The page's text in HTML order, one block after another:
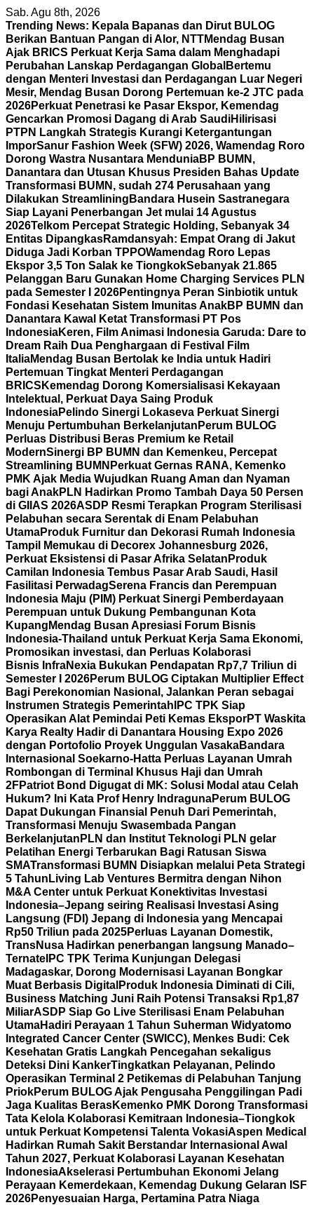
Skip
to
content
Sab. Agu 8th, 2026
Trending News: Kepala Bapanas dan Dirut BULOG
Berikan Bantuan Pangan di Alor, NTTMendag Busan
Ajak BRICS Perkuat Kerja Sama dalam Menghadapi
Perubahan Lanskap Perdagangan Global Bertemu
dengan Menteri Investasi dan Perdagangan Luar Negeri
Mesir, Mendag Busan Dorong Pertemuan ke-2 JTC pada
2026Perkuat Penetrasi ke Pasar Ekspor, Kemendag
Gencarkan Promosi Dagang di Arab SaudiHilirisasi
PTPN Langkah Strategis Kurangi Ketergantungan
ImporSanur Fashion Week (SFW) 2026, Wamendag Roro
Dorong Wastra Nusantara MenduniaBP BUMN,
Danantara dan Utusan Khusus Presiden Bahas Update
Transformasi BUMN, sudah 274 Perusahaan yang
Dilakukan Streamlining Bandara Husein Sastranegara
Siap Layani Penerbangan Jet mulai 14 Agustus
2026Telkom Percepat Strategic Holding, Sebanyak 34
Entitas DipangkasRamdansyah: Empat Orang di Jakut
Diduga Jadi Korban TPPOWamendag Roro Lepas
Ekspor 3,5 Ton Salak ke TiongkokSebanyak 21.865
Pelanggan Baru Gunakan Home Charging Services PLN
pada Semester I 2026Pentingnya Peran Sinbiotik untuk
Fondasi Kesehatan Sistem Imunitas AnakBP BUMN dan
Danantara Kawal Ketat Transformasi PT Pos
IndonesiaKeren, Film Animasi Indonesia Garuda: Dare to
Dream Raih Dua Penghargaan di Festival Film
ItaliaMendag Busan Bertolak ke India untuk Hadiri
Pertemuan Tingkat Menteri Perdagangan
BRICS Kemendag Dorong Komersialisasi Kekayaan
Intelektual, Perkuat Daya Saing Produk
IndonesiaPelindo Sinergi Lokaseva Perkuat Sinergi
Menuju Pertumbuhan Berkelanjutan Perum BULOG
Perluas Distribusi Beras Premium ke Retail
ModernSinergi BP BUMN dan Kemenkeu, Percepat
Streamlining BUMN Perkuat Gernas RANA, Kemenko
PMK Ajak Media Wujudkan Ruang Aman dan Nyaman
bagi AnakPLN Hadirkan Promo Tambah Daya 50 Persen
di GIIAS 2026ASDP Resmi Terapkan Program Sterilisasi
Pelabuhan secara Serentak di Enam Pelabuhan
UtamaProduk Furnitur dan Dekorasi Rumah Indonesia
Tampil Memukau di Decorex Johannesburg 2026,
Perkuat Eksistensi di Pasar Afrika Selatan Produk
Camilan Indonesia Tembus Pasar Arab Saudi, Hasil
Fasilitasi PerwadagSerena Francis dan Perempuan
Indonesia Maju (PIM) Perkuat Sinergi Pemberdayaan
Perempuan untuk Dukung Pembangunan Kota
Kupang Mendag Busan Apresiasi Forum Bisnis
Indonesia-Thailand untuk Perkuat Kerja Sama Ekonomi,
Promosikan investasi, dan Perluas Kolaborasi
Bisnis InfraNexia Bukukan Pendapatan Rp7,7 Triliun di
Semester I 2026Perum BULOG Ciptakan Multiplier Effect
Bagi Perekonomian Nasional, Jalankan Peran sebagai
Instrumen Strategis Pemerintah IPC TPK Siap
Operasikan Alat Pemindai Peti Kemas EksporPT Waskita
Karya Realty Hadir di Danantara Housing Expo 2026
dengan Portofolio Proyek Unggulan VasakaBandara
Internasional Soekarno-Hatta Perluas Layanan Umrah
Rombongan di Terminal Khusus Haji dan Umrah
2FPatriot Bond Digugat di MK: Solusi Modal atau Celah
Hukum? Ini Kata Prof Henry IndragunaPerum BULOG
Dapat Dukungan Finansial Penuh Dari Pemerintah,
Transformasi Menuju Swasembada Pangan
Berkelanjutan PLN dan Institut Teknologi PLN gelar
Pelatihan Energi Terbarukan Bagi Ratusan Siswa
SMATransformasi BUMN Disiapkan melalui Peta Strategi
5 Tahun Living Lab Ventures Bermitra dengan Nihon
M&A Center untuk Perkuat Konektivitas Investasi
Indonesia–Jepang seiring Realisasi Investasi Asing
Langsung (FDI) Jepang di Indonesia yang Mencapai
Rp50 Triliun pada 2025Perluas Layanan Domestik,
TransNusa Hadirkan penerbangan langsung Manado–
Ternate IPC TPK Terima Kunjungan Delegasi
Madagaskar, Dorong Modernisasi Layanan Bongkar
Muat Berbasis Digital Produk Indonesia Diminati di Cili,
Business Matching Juni Raih Potensi Transaksi Rp1,87
MiliarASDP Siap Go Live Sterilisasi Enam Pelabuhan
UtamaHadiri Perayaan 1 Tahun Suherman Widyatomo
Integrated Cancer Center (SWICC), Menkes Budi: Cek
Kesehatan Gratis Langkah Pencegahan sekaligus
Deteksi Dini KankerTingkatkan Pelayanan, Pelindo
Operasikan Terminal 2 Petikemas di Pelabuhan Tanjung
PriokPerum BULOG Ajak Pengusaha Penggilingan Padi
Jaga Kualitas BerasKemenko PMK Dorong Transformasi
Tata Kelola Kolaborasi Kemitraan Indonesia–Tiongkok
untuk Perkuat Kompetensi Talenta VokasiAspen Medical
Hadirkan Rumah Sakit Berstandar Internasional Awal
Tahun 2027, Perkuat Kolaborasi Layanan Kesehatan
IndonesiaAkselerasi Pertumbuhan Ekonomi Jelang
Perayaan Kemerdekaan, Kemendag Dukung Gelaran ISF
2026Penyesuaian Harga, Pertamina Patra Niaga